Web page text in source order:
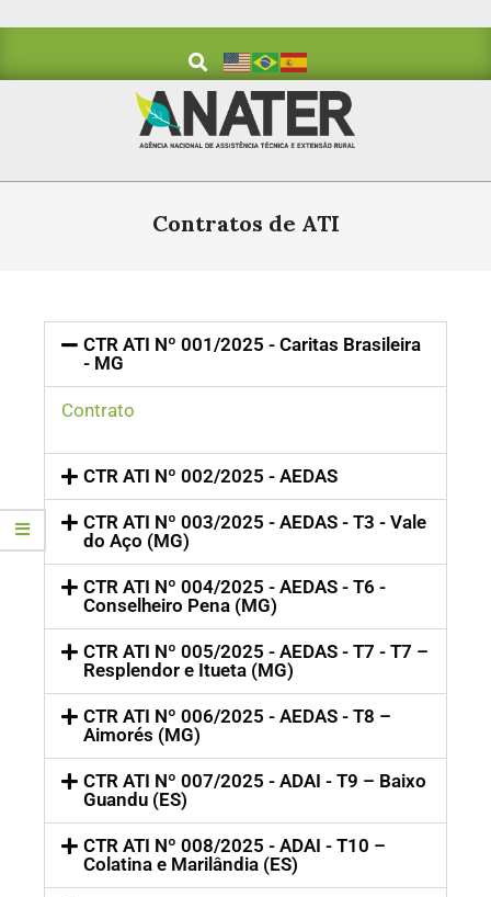
Contratos de ATI
CTR ATI Nº 001/2025 - Caritas Brasileira
- MG
Contrato
CTR ATI Nº 002/2025 - AEDAS
CTR ATI Nº 003/2025 - AEDAS - T3 - Vale
do Aço (MG)
CTR ATI Nº 004/2025 - AEDAS - T6 -
Conselheiro Pena (MG)
CTR ATI Nº 005/2025 - AEDAS - T7 - T7 –
Resplendor e Itueta (MG)
CTR ATI Nº 006/2025 - AEDAS - T8 –
Aimorés (MG)
CTR ATI Nº 007/2025 - ADAI - T9 – Baixo
Guandu (ES)
CTR ATI Nº 008/2025 - ADAI - T10 –
Colatina e Marilândia (ES)